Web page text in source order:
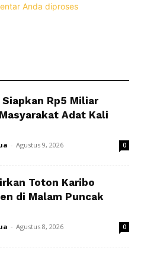
Anda diproses
Rp5 Miliar
Adat Kali
- Agustus 9, 2026 0
Toton Karibo
di Malam Puncak
- Agustus 8, 2026 0